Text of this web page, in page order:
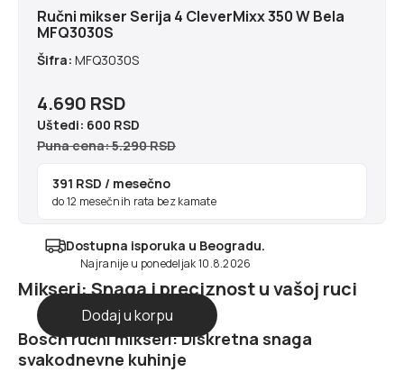
Ručni mikser Serija 4 CleverMixx 350 W Bela
MFQ3030S
Šifra: MFQ3030S
4.690 RSD
Uštedi: 600 RSD
Puna cena: 5.290 RSD
391 RSD / mesečno
do 12 mesečnih rata bez kamate
Dostupna isporuka u Beogradu.
Najranije u ponedeljak 10.8.2026
Mikseri: Snaga i preciznost u vašoj ruci
Bosch ručni mikseri: Diskretna snaga
svakodnevne kuhinje